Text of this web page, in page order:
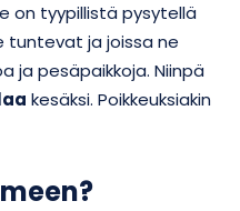
on tyypillistä pysytellä
tuntevat ja joissa ne
ja pesäpaikkoja. Niinpä
kesäksi. Poikkeuksiakin